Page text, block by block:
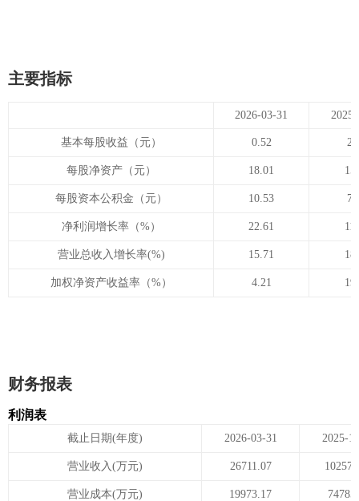
主要指标
2026-03-31
基本每股收益（元） 0.52
每股净资产（元） 18.01
每股资本公积金（元） 10.53
净利润增长率（%） 22.61
营业总收入增长率(%) 15.71
加权净资产收益率（%） 4.21
财务报表
利润表
截止日期(年度) 2026-03-31 2025-
营业收入(万元) 26711.07
营业成本(万元) 19973.17